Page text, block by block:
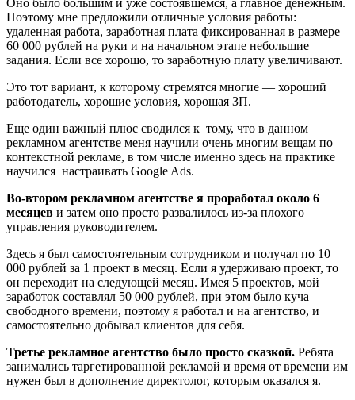
Оно было большим и уже состоявшемся, а главное денежным.
Поэтому мне предложили отличные условия работы:
удаленная работа, заработная плата фиксированная в размере
60 000 рублей на руки и на начальном этапе небольшие
задания. Если все хорошо, то заработную плату увеличивают.
Это тот вариант, к которому стремятся многие — хороший
работодатель, хорошие условия, хорошая ЗП.
Еще один важный плюс сводился к тому, что в данном
рекламном агентстве меня научили очень многим вещам по
контекстной рекламе, в том числе именно здесь на практике
научился настраивать Google Ads.
Во-втором рекламном агентстве я проработал около 6
месяцев и затем оно просто развалилось из-за плохого
управления руководителем.
Здесь я был самостоятельным сотрудником и получал по 10
000 рублей за 1 проект в месяц. Если я удерживаю проект, то
он переходит на следующей месяц. Имея 5 проектов, мой
заработок составлял 50 000 рублей, при этом было куча
свободного времени, поэтому я работал и на агентство, и
самостоятельно добывал клиентов для себя.
Третье рекламное агентство было просто сказкой. Ребята
занимались таргетированной рекламой и время от времени им
нужен был в дополнение директолог, которым оказался я.